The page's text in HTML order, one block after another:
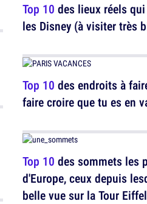
Top 10 des lieux réels
les Disney (à visiter très
Top 10 des endroits à
faire croire que tu es en
Top 10 des sommets les
d'Europe, ceux depuis
belle vue sur la Tour Eiffel